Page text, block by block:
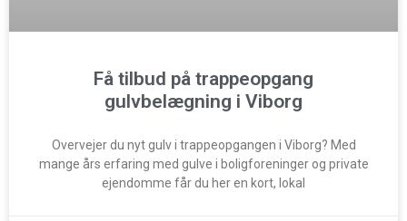
Få tilbud på trappeopgang
gulvbelægning i Viborg
Overvejer du nyt gulv i trappeopgangen i Viborg? Med
mange års erfaring med gulve i boligforeninger og private
ejendomme får du her en kort, lokal